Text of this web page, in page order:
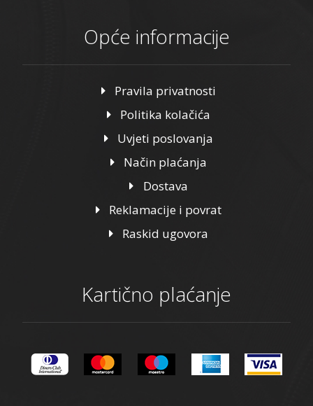
Opće informacije
Pravila privatnosti
Politika kolačića
Uvjeti poslovanja
Način plaćanja
Dostava
Reklamacije i povrat
Raskid ugovora
Kartično plaćanje